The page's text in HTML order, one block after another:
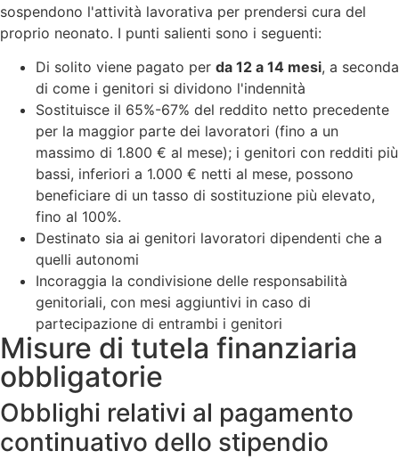
sospendono l'attività lavorativa per prendersi cura del
proprio neonato. I punti salienti sono i seguenti:
Di solito viene pagato per da 12 a 14 mesi, a seconda
di come i genitori si dividono l'indennità
Sostituisce il 65%-67% del reddito netto precedente
per la maggior parte dei lavoratori (fino a un
massimo di 1.800 € al mese); i genitori con redditi più
bassi, inferiori a 1.000 € netti al mese, possono
beneficiare di un tasso di sostituzione più elevato,
fino al 100%.
Destinato sia ai genitori lavoratori dipendenti che a
quelli autonomi
Incoraggia la condivisione delle responsabilità
genitoriali, con mesi aggiuntivi in caso di
partecipazione di entrambi i genitori
Misure di tutela finanziaria
obbligatorie
Obblighi relativi al pagamento
continuativo dello stipendio